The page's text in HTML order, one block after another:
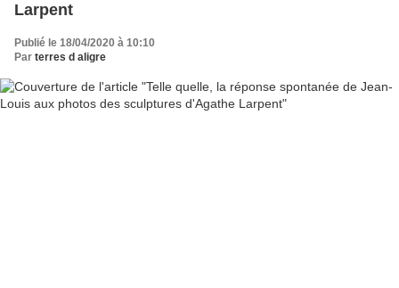
Larpent
Publié le 18/04/2020 à 10:10
Par terres d aligre